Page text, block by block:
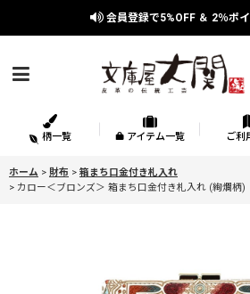
会員登録で5%OFF ＆ 2％ポ
柄一覧 アイテム一覧 ご利
ホーム > 財布 > 箱まち口金付き札入れ
> カロー＜ブロンズ＞ 箱まち口金付き札入れ (絢爛柄)